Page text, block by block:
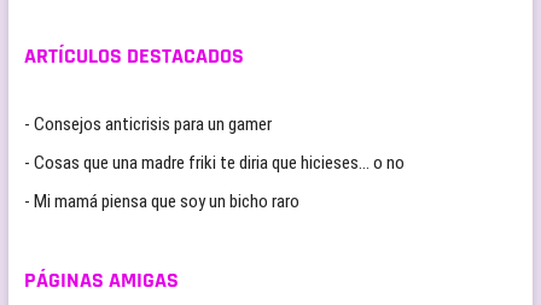
ARTÍCULOS DESTACADOS
- Consejos anticrisis para un gamer
- Cosas que una madre friki te diria que hicieses… o no
- Mi mamá piensa que soy un bicho raro
PÁGINAS AMIGAS